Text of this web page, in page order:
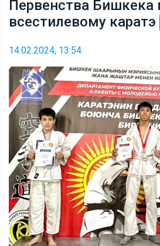
Первенства Бишкека
всестилевому каратэ
14.02.2024, 13:54